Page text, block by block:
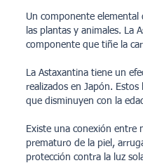
Un componente elemental
las plantas y animales. La
componente que tiñe la
La Astaxantina tiene un
realizados en Japón.
que disminuyen con la
Existe una conexión entre
prematuro de la piel,
protección contra la luz